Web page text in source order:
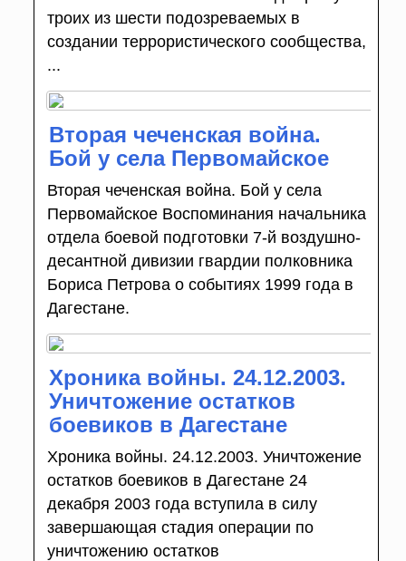
троих из шести подозреваемых в
создании террористического сообщества,
...
Вторая чеченская война.
Бой у села Первомайское
Вторая чеченская война. Бой у села
Первомайское Воспоминания начальника
отдела боевой подготовки 7-й воздушно-
десантной дивизии гвардии полковника
Бориса Петрова о событиях 1999 года в
Дагестане.
Хроника войны. 24.12.2003.
Уничтожение остатков
боевиков в Дагестане
Хроника войны. 24.12.2003. Уничтожение
остатков боевиков в Дагестане 24
декабря 2003 года вступила в силу
завершающая стадия операции по
уничтожению остатков